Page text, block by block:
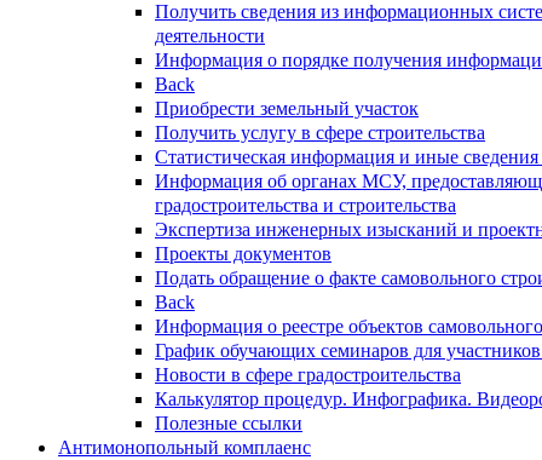
Получить сведения из информационных
деятельности
Информация о порядке получения
Back
Приобрести земельный участок
Получить услугу в сфере строительства
Статистическая информация и иные сведения
Информация об органах МСУ,
градостроительства и строительства
Экспертиза инженерных изысканий и
Проекты документов
Подать обращение о факте самовольного
Back
Информация о реестре объектов
График обучающих семинаров для участников
Новости в сфере градостроительства
Калькулятор процедур. Инфографика.
Полезные ссылки
Антимонопольный комплаенс